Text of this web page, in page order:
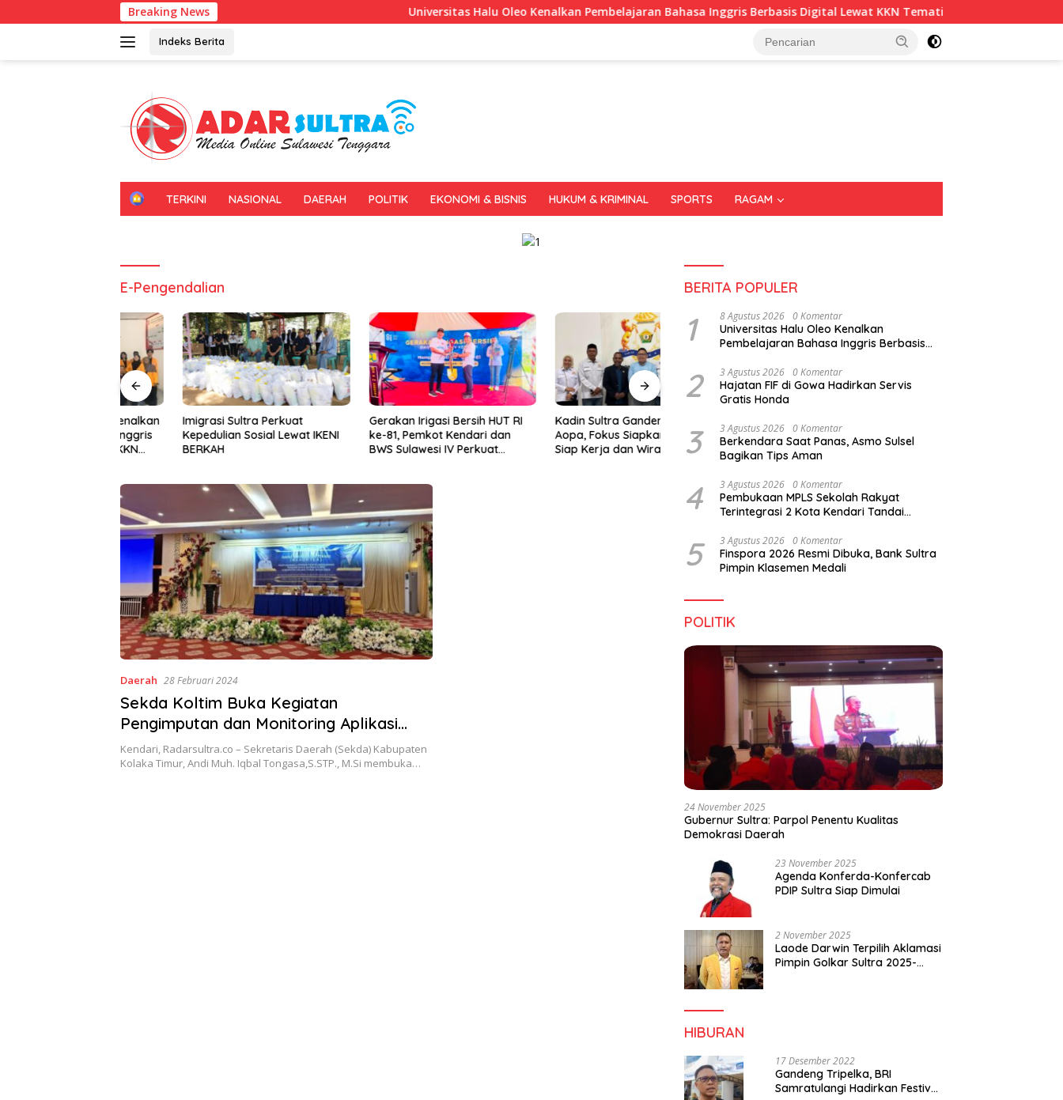
ke
Breaking News Universitas Halu Oleo Kenalkan Pembelajaran Bahasa Inggris Berbasis Digital Lewat KKN Tematik di Desa Alebo
Indeks Berita
H
TERKINI NASIONAL DAERAH POLITIK EKONOMI & BISNIS HUKUM & KRIMINAL SPORTS RAGAM
E-Pengendalian
Imigrasi Sultra Perkuat
Kepedulian Sosial Lewat IKENI
BERKAH
Gerakan Irigasi Bersih HUT RI
ke-81, Pemkot Kendari dan
BWS Sulawesi IV Perkuat
Kadin Sultra Gandeng IAI Rawa
Aopa, Fokus Siapkan Lulusan
Siap Kerja dan Wirausaha
Festival Kuliner Sultra Maimo
2026
Layanan Imigrasi Terintegrasi
Daerah 28 Februari 2024
Sekda Koltim Buka Kegiatan
Pengimputan dan Monitoring Aplikasi
SIMONELA dan E- Pengendalian
Kendari, Radarsultra.co – Sekretaris Daerah (Sekda) Kabupaten
Kolaka Timur, Andi Muh. Iqbal Tongasa,S.STP., M.Si membuka…
BERITA POPULER
1 8 Agustus 2026 0 Komentar
Universitas Halu Oleo Kenalkan
Pembelajaran Bahasa Inggris Berbasis
2 3 Agustus 2026 0 Komentar
Hajatan FIF di Gowa Hadirkan Servis
Gratis Honda
3 3 Agustus 2026 0 Komentar
Berkendara Saat Panas, Asmo Sulsel
Bagikan Tips Aman
4 3 Agustus 2026 0 Komentar
Pembukaan MPLS Sekolah Rakyat
Terintegrasi 2 Kota Kendari Tandai
5 3 Agustus 2026 0 Komentar
Finspora 2026 Resmi Dibuka, Bank Sultra
Pimpin Klasemen Medali
POLITIK
24 November 2025
Gubernur Sultra: Parpol Penentu Kualitas
Demokrasi Daerah
23 November 2025
Agenda Konferda-Konfercab
PDIP Sultra Siap Dimulai
2 November 2025
Laode Darwin Terpilih Aklamasi
Pimpin Golkar Sultra 2025-
HIBURAN
17 Desember 2022
Gandeng Tripelka, BRI
Samratulangi Hadirkan Festival